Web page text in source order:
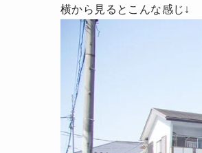
横から見るとこんな感じ↓